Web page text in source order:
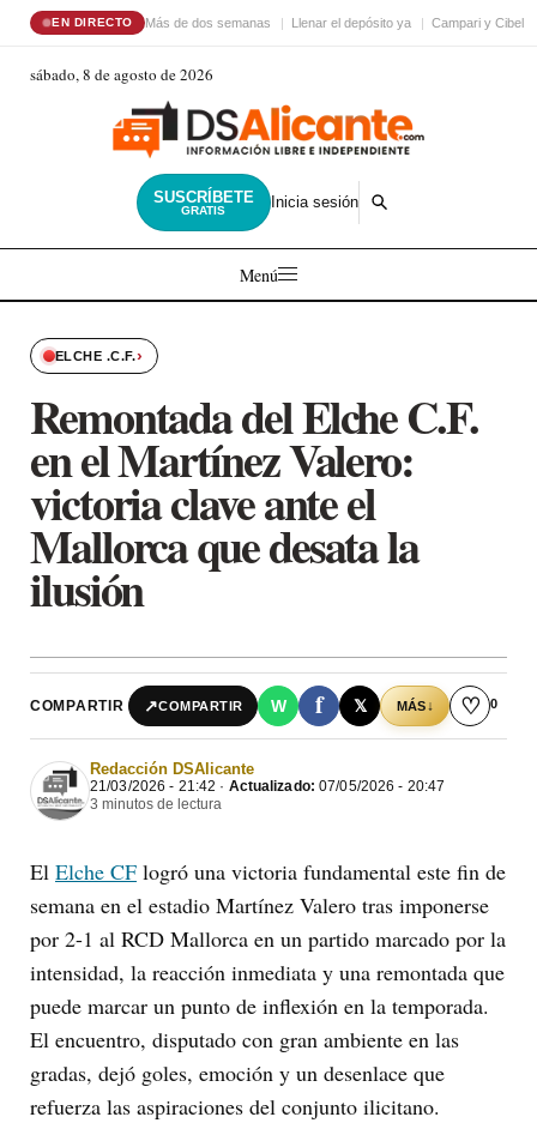
EN DIRECTO Más de dos semanas Llenar el depósito ya Campari y
sábado, 8 de agosto de 2026
SUSCRÍBETE
GRATIS Inicia sesión
Menú
ELCHE .C.F.›
Remontada del Elche C.F.
en el Martínez Valero:
victoria clave ante el
Mallorca que desata la
ilusión
COMPARTIR ↗COMPARTIR W f 𝕏 MÁS↓ ♡ 0
Redacción DSAlicante
21/03/2026 - 21:42 · Actualizado: 07/05/2026 - 20:47
3 minutos de lectura
El Elche CF logró una victoria fundamental este fin de
semana en el estadio Martínez Valero tras imponerse
por 2-1 al RCD Mallorca en un partido marcado por la
intensidad, la reacción inmediata y una remontada que
puede marcar un punto de inflexión en la temporada.
El encuentro, disputado con gran ambiente en las
gradas, dejó goles, emoción y un desenlace que
refuerza las aspiraciones del conjunto ilicitano.